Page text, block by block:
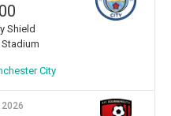
Shield
City